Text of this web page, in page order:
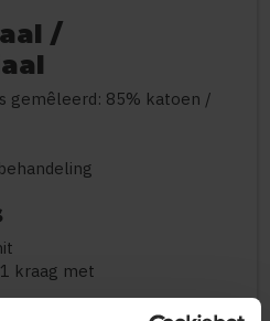
/
gemêleerd: 85% katoen /
kraag met